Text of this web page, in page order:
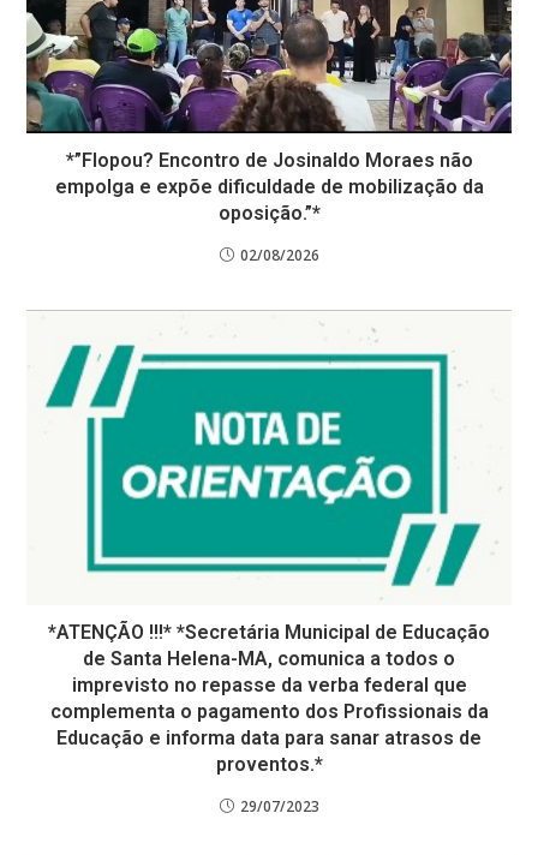
*”Flopou? Encontro de Josinaldo Moraes não
empolga e expõe dificuldade de mobilização da
oposição.”*
02/08/2026
*ATENÇÃO !!!* *Secretária Municipal de Educação
de Santa Helena-MA, comunica a todos o
imprevisto no repasse da verba federal que
complementa o pagamento dos Profissionais da
Educação e informa data para sanar atrasos de
proventos.*
29/07/2023